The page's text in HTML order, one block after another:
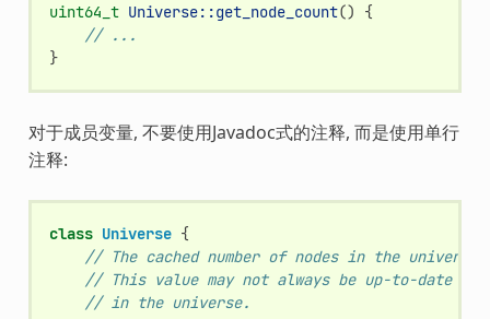
uint64_t Universe::get_node_count()
{
// ...
}
对于成员变量, 不要使用Javadoc式的注释, 而是使用单行
注释:
class Universe {
// The cached number of nodes in the universe.
// This value may not always be up-to-date
// in the universe.